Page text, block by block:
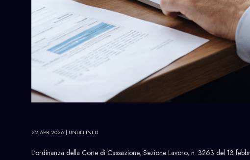
22 APR 2026 | UNDEFINED
L'ordinanza della Corte di Cassazione, Sezione Lavoro, n. 3263 del 13